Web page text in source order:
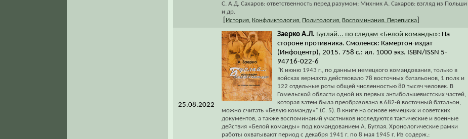
С. А.Д. Сахаров: ответственность перед разумом; Михник А. Сахаров: взгляд из Польши
и др.
История, Конфликтология, Политология, Воспоминания. Переписка
25.08.2022
Заерко А.Л. Буглай... по следам «Белой команды»: На
стороне противника. Смоленск: Камертон-издат
(Инфоцентр), 2015. 758 с.: ил. 1000 экз. ISBN/ISSN 5-
94716-022-6
"К июню 1943 г., по данным немецкого командования, только в
войсках вермахта действовало 78 восточных батальонов, 1 полк и
122 отдельные роты общей численностью 80 тысяч человек. В
Гомельской области одной из первых антибольшевистских частей,
которая затем была преобразована в 682-й восточный батальон,
можно считать «Белую команду»" (С. 5). В книге на основе немецких и советских
документов, а также воспоминаний участников исследуются тактические и военные
действия «Белой команды» под командованием А. Буглая. Хронологические рамки
работы охватывают период с декабря 1941 г. по 8 мая 1945 г. Из содерж.: